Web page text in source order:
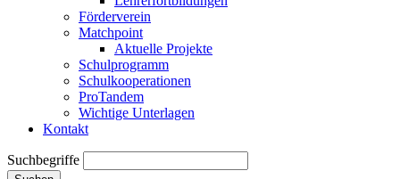
Förderverein
Matchpoint
Aktuelle Projekte
Schulprogramm
Schulkooperationen
ProTandem
Wichtige Unterlagen
Kontakt
Suchbegriffe